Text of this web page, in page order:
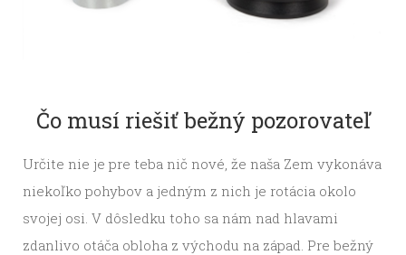
Čo musí riešiť bežný pozorovateľ
Určite nie je pre teba nič nové, že naša Zem vykonáva
niekoľko pohybov a jedným z nich je rotácia okolo
svojej osi. V dôsledku toho sa nám nad hlavami
zdanlivo otáča obloha z východu na západ. Pre bežný